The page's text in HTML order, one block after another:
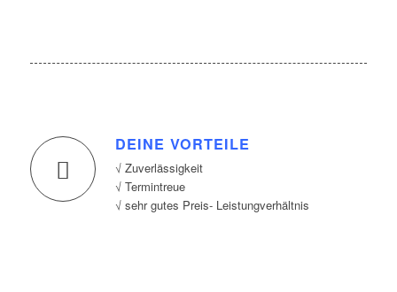
DEINE VORTEILE
√ Zuverlässigkeit
√ Termintreue
√ sehr gutes Preis- Leistungverhältnis